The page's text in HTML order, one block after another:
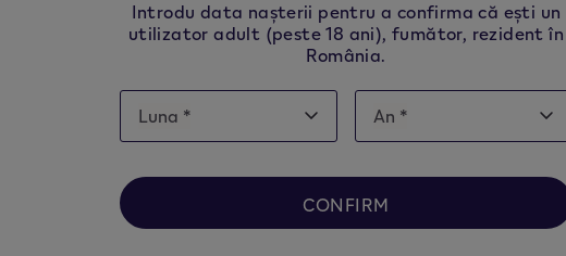
VEEV
Please note this website is intended forRomania, in
compliance with local legal requirements we need to
to the country you are located in.
Introdu data nașterii pentru a confirma că ești un
utilizator adult (peste 18 ani), fumător, rezident în
România.
Date
Luna
Luna
Luna * AnAn
An *
CONFIRM